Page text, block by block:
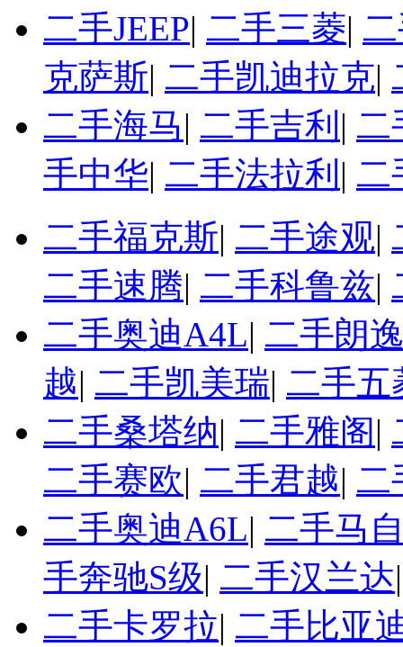
二手JEEP| 二手三菱|
克萨斯| 二手凯迪拉克|
二手海马| 二手吉利 | 二
手中华| 二手法拉利 | 二
二手福克斯| 二手途观|
二手速腾| 二手科鲁兹|
二手奥迪A4L| 二手朗
越| 二手凯美瑞| 二手五
二手桑塔纳| 二手雅阁|
二手赛欧| 二手君越| 二
二手奥迪A6L| 二手马
手奔驰S级| 二手汉兰达
二手卡罗拉| 二手比亚